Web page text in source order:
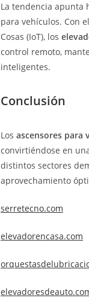
La tendencia apunta
para vehículos. Con
Cosas (IoT), los
control remoto,
inteligentes.
Conclusión
Los ascensores para
convirtiéndose en
distintos sectores
aprovechamiento
serretecno.com
elevadorencasa.com